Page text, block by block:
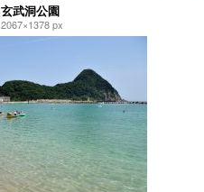
玄武洞公園
2067×1378 px